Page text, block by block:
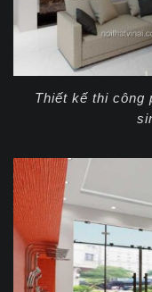
Thiết kế thi công